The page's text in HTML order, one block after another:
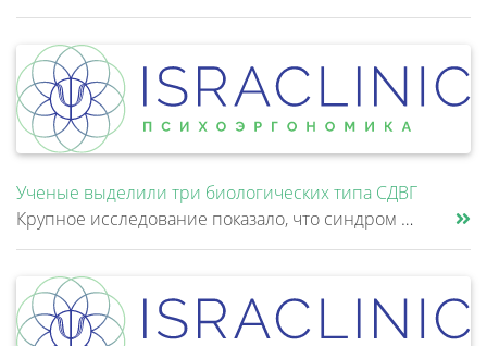
Ученые выделили три биологических типа СДВГ
Крупное исследование показало, что синдром дефицита внимания и гиперактивности (СДВГ) может включать не два, а три биоло......